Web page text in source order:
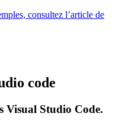
consultez l’article de
code
Visual Studio Code.